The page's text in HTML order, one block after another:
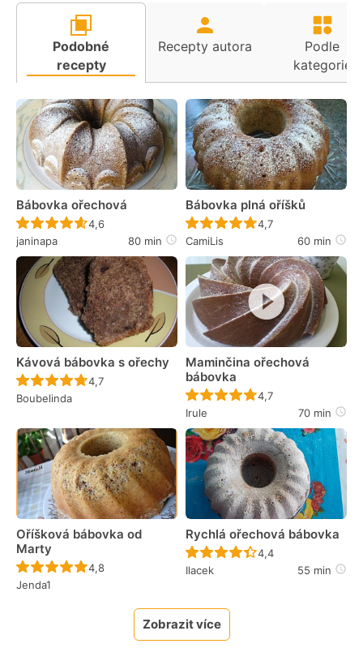
Podobné
recepty
Recepty autora
Podle
kategorie
Bábovka ořechová
Recept ještě nebyl hodnocen
4,6
janinapa
80 min
Bábovka plná oříšků
Recept ještě nebyl
4,7
CamiLis
60 min
Kávová bábovka s ořechy
Recept ještě nebyl hodnocen
4,7
Boubelinda
Maminčina ořechová
bábovka
Recept ještě nebyl
4,7
Irule
70 min
Oříšková bábovka od
Marty
Recept ještě nebyl hodnocen
4,8
Jenda1
Rychlá ořechová bábovka
Recept ještě nebyl
4,4
Ilacek
55 min
Zobrazit více